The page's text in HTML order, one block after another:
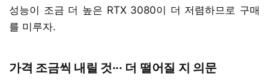
성능이 조금 더 높은 RTX 3080이 더 저렴하므로 구매
를 미루자.
가격 조금씩 내릴 것··· 더 떨어질 지 의문